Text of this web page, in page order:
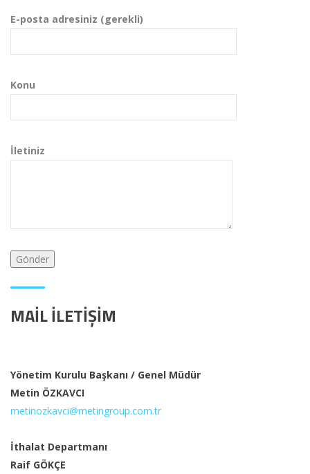
E-posta adresiniz (gerekli)
Konu
İletiniz
MAIL İLETIŞIM
Yönetim Kurulu Başkanı / Genel Müdür
Metin ÖZKAVCI
metinozkavci@metingroup.com.tr
İthalat Departmanı
Raif GÖKÇE